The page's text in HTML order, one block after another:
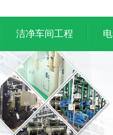
洁净车间工程